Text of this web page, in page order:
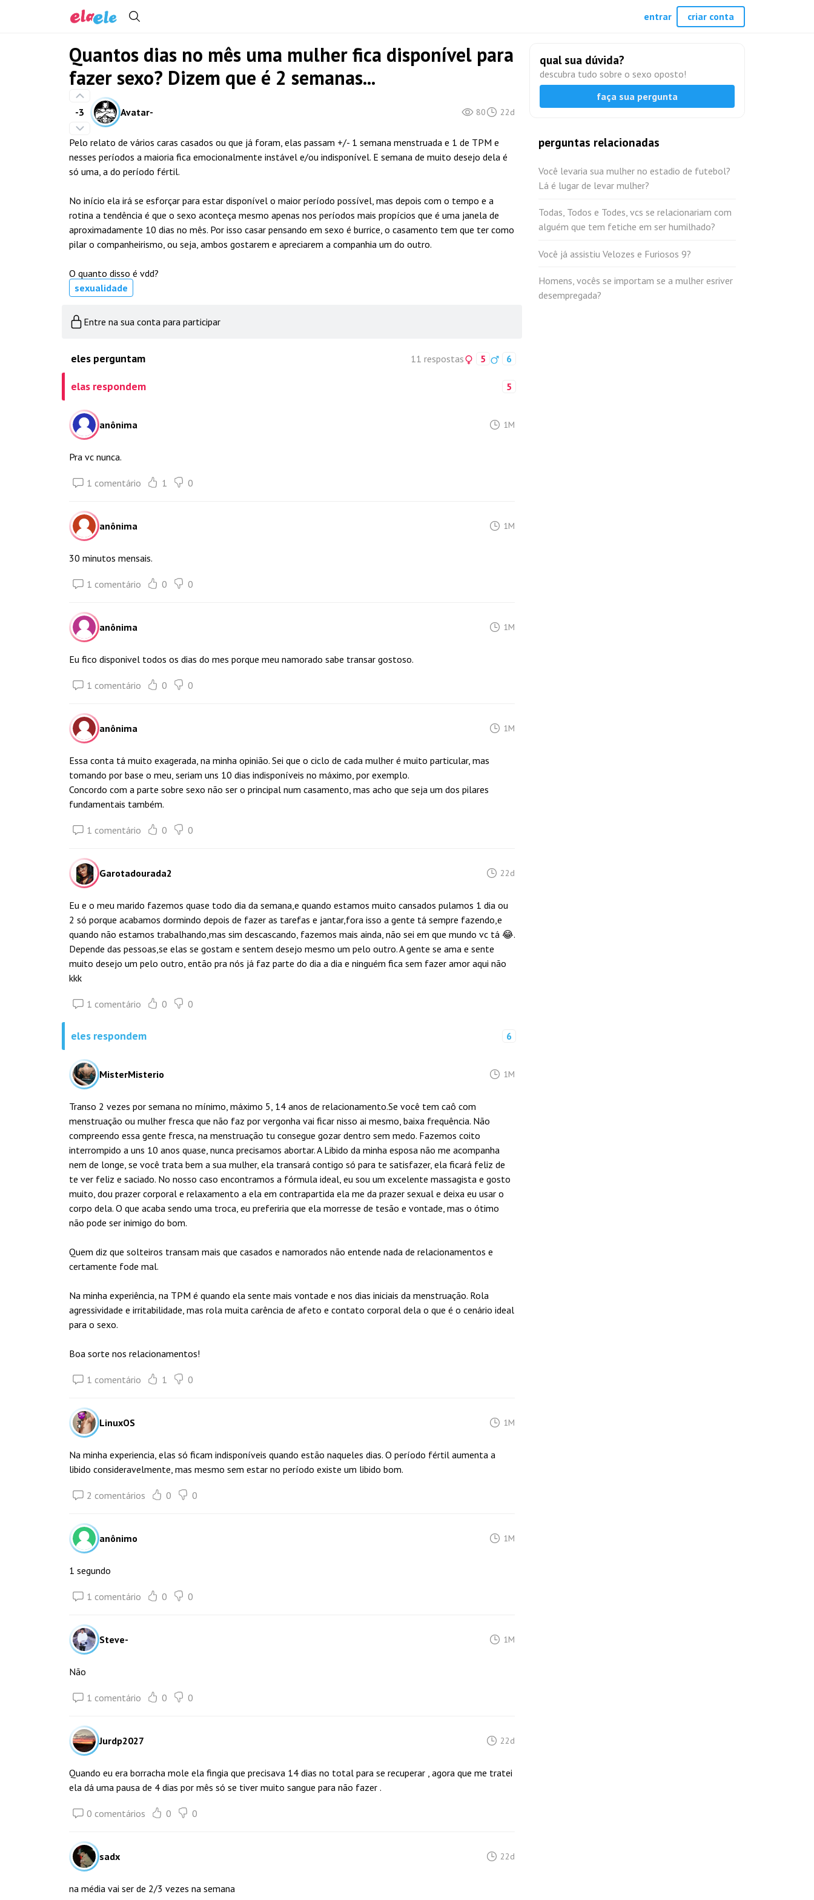
Quantos dias no mês uma mulher fica disponível para
fazer sexo? Dizem que é 2 semanas...
-3 Avatar- 80 22d
Pelo relato de vários caras casados ou que já foram, elas passam +/- 1 semana menstruada e 1 de TPM e
nesses períodos a maioria fica emocionalmente instável e/ou indisponível. E semana de muito desejo dela é
só uma, a do período fértil.
No início ela irá se esforçar para estar disponível o maior período possível, mas depois com o tempo e a
rotina a tendência é que o sexo aconteça mesmo apenas nos períodos mais propícios que é uma janela de
aproximadamente 10 dias no mês. Por isso casar pensando em sexo é burrice, o casamento tem que ter como
pilar o companheirismo, ou seja, ambos gostarem e apreciarem a companhia um do outro.
O quanto disso é vdd?
sexualidade
Entre na sua conta para participar
eles perguntam 11 respostas 5 6
elas respondem 5
anônima 1M
Pra vc nunca.
1 comentário 1 0
anônima 1M
30 minutos mensais.
1 comentário 0 0
anônima 1M
Eu fico disponivel todos os dias do mes porque meu namorado sabe transar gostoso.
1 comentário 0 0
anônima 1M
Essa conta tá muito exagerada, na minha opinião. Sei que o ciclo de cada mulher é muito particular, mas
tomando por base o meu, seriam uns 10 dias indisponíveis no máximo, por exemplo.
Concordo com a parte sobre sexo não ser o principal num casamento, mas acho que seja um dos pilares
fundamentais também.
1 comentário 0 0
Garotadourada2 22d
Eu e o meu marido fazemos quase todo dia da semana,e quando estamos muito cansados pulamos 1 dia ou
2 só porque acabamos dormindo depois de fazer as tarefas e jantar,fora isso a gente tá sempre fazendo,e
quando não estamos trabalhando,mas sim descascando, fazemos mais ainda, não sei em que mundo vc tá 😂.
Depende das pessoas,se elas se gostam e sentem desejo mesmo um pelo outro. A gente se ama e sente
muito desejo um pelo outro, então pra nós já faz parte do dia a dia e ninguém fica sem fazer amor aqui não
kkk
1 comentário 0 0
eles respondem 6
MisterMisterio 1M
Transo 2 vezes por semana no mínimo, máximo 5, 14 anos de relacionamento.Se você tem caô com
menstruação ou mulher fresca que não faz por vergonha vai ficar nisso ai mesmo, baixa frequência. Não
compreendo essa gente fresca, na menstruação tu consegue gozar dentro sem medo. Fazemos coito
interrompido a uns 10 anos quase, nunca precisamos abortar. A Libido da minha esposa não me acompanha
nem de longe, se você trata bem a sua mulher, ela transará contigo só para te satisfazer, ela ficará feliz de
te ver feliz e saciado. No nosso caso encontramos a fórmula ideal, eu sou um excelente massagista e gosto
muito, dou prazer corporal e relaxamento a ela em contrapartida ela me da prazer sexual e deixa eu usar o
corpo dela. O que acaba sendo uma troca, eu preferiria que ela morresse de tesão e vontade, mas o ótimo
não pode ser inimigo do bom.
Quem diz que solteiros transam mais que casados e namorados não entende nada de relacionamentos e
certamente fode mal.
Na minha experiência, na TPM é quando ela sente mais vontade e nos dias iniciais da menstruação. Rola
agressividade e irritabilidade, mas rola muita carência de afeto e contato corporal dela o que é o cenário ideal
para o sexo.
Boa sorte nos relacionamentos!
1 comentário 1 0
LinuxOS 1M
Na minha experiencia, elas só ficam indisponíveis quando estão naqueles dias. O período fértil aumenta a
libido consideravelmente, mas mesmo sem estar no período existe um libido bom.
2 comentários 0 0
anônimo 1M
1 segundo
1 comentário 0 0
Steve- 1M
Não
1 comentário 0 0
Jurdp2027 22d
Quando eu era borracha mole ela fingia que precisava 14 dias no total para se recuperar , agora que me tratei
ela dá uma pausa de 4 dias por mês só se tiver muito sangue para não fazer .
0 comentários 0 0
sadx 22d
na média vai ser de 2/3 vezes na semana
qual sua dúvida?
descubra tudo sobre o sexo oposto!
faça sua pergunta
perguntas relacionadas
Você levaria sua mulher no estadio de futebol?
Lá é lugar de levar mulher?
Todas, Todos e Todes, vcs se relacionariam com
alguém que tem fetiche em ser humilhado?
Você já assistiu Velozes e Furiosos 9?
Homens, vocês se importam se a mulher esriver
desempregada?
entrar criar conta